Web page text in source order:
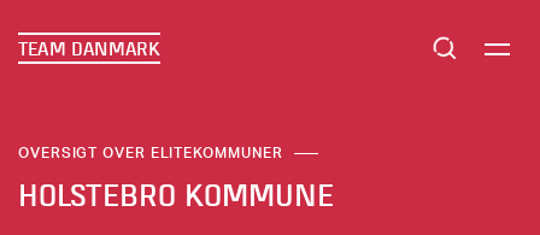
TEAM DANMARK
OVERSIGT OVER ELITEKOMMUNER
HOLSTEBRO KOMMUNE